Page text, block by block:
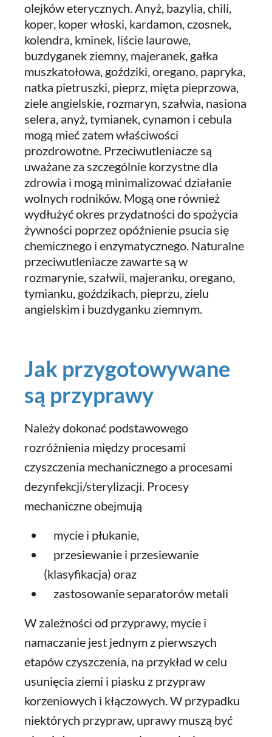
olejków eterycznych. Anyż, bazylia, chili,
koper, koper włoski, kardamon, czosnek,
kolendra, kminek, liście laurowe,
buzdyganek ziemny, majeranek, gałka
muszkatołowa, goździki, oregano, papryka,
natka pietruszki, pieprz, mięta pieprzowa,
ziele angielskie, rozmaryn, szałwia, nasiona
selera, anyż, tymianek, cynamon i cebula
mogą mieć zatem właściwości
prozdrowotne. Przeciwutleniacze są
uważane za szczególnie korzystne dla
zdrowia i mogą minimalizować działanie
wolnych rodników. Mogą one również
wydłużyć okres przydatności do spożycia
żywności poprzez opóźnienie psucia się
chemicznego i enzymatycznego. Naturalne
przeciwutleniacze zawarte są w
rozmarynie, szałwii, majeranku, oregano,
tymianku, goździkach, pieprzu, zielu
angielskim i buzdyganku ziemnym.
Jak przygotowywane
są przyprawy
Należy dokonać podstawowego
rozróżnienia między procesami
czyszczenia mechanicznego a procesami
dezynfekcji/sterylizacji. Procesy
mechaniczne obejmują
mycie i płukanie,
przesiewanie i przesiewanie
(klasyfikacja) oraz
zastosowanie separatorów metali
W zależności od przyprawy, mycie i
namaczanie jest jednym z pierwszych
etapów czyszczenia, na przykład w celu
usunięcia ziemi i piasku z przypraw
korzeniowych i kłączowych. W przypadku
niektórych przypraw, uprawy muszą być